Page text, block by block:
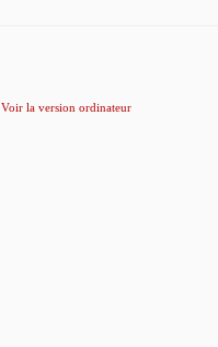
Voir la version ordinateur